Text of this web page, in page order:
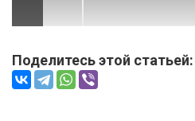
Поделитесь этой статьей: